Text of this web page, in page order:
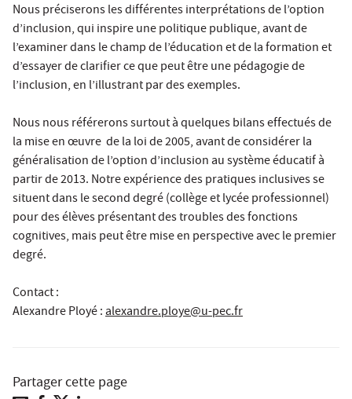
Nous préciserons les différentes interprétations de l’option
d’inclusion, qui inspire une politique publique, avant de
l’examiner dans le champ de l’éducation et de la formation et
d’essayer de clarifier ce que peut être une pédagogie de
l’inclusion, en l’illustrant par des exemples.
Nous nous référerons surtout à quelques bilans effectués de
la mise en œuvre de la loi de 2005, avant de considérer la
généralisation de l’option d’inclusion au système éducatif à
partir de 2013. Notre expérience des pratiques inclusives se
situent dans le second degré (collège et lycée professionnel)
pour des élèves présentant des troubles des fonctions
cognitives, mais peut être mise en perspective avec le premier
degré.
Contact :
Alexandre Ployé:alexandre.ploye@u-pec.fr
Partager cette page